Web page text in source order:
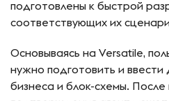
подготовлены к быстрой
соответствующих их
Основываясь на Versatile,
нужно подготовить и
бизнеса и блок-схемы. После